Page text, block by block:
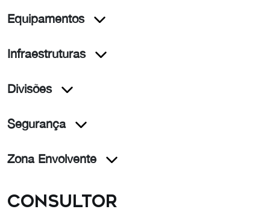
Equipamentos
Infraestruturas
Divisões
Segurança
Zona Envolvente
Consultor